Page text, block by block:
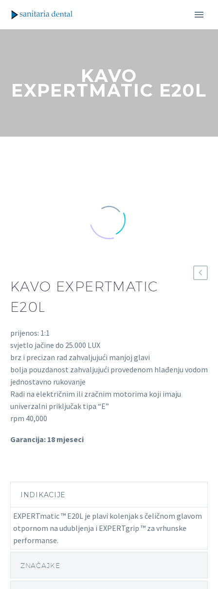
KAVO
EXPERTMATIC E20L
KAVO EXPERTMATIC
E20L
prijenos: 1:1
svjetlo jačine do 25.000 LUX
brz i precizan rad zahvaljujući manjoj glavi
bolja pouzdanost zahvaljujući provedenom hlađenju vodom
jednostavno rukovanje
Radi na električnim ili zračnim motorima koji imaju
univerzalni priključak tipa “E”
rpm 40,000
Garancija: 18 mjeseci
INDIKACIJE
EXPERTmatic ™ E20L je plavi kolenjak s čeličnom glavom
otpornom na udubljenja i EXPERTgrip ™ za vrhunske
performanse.
ZNAČAJKE